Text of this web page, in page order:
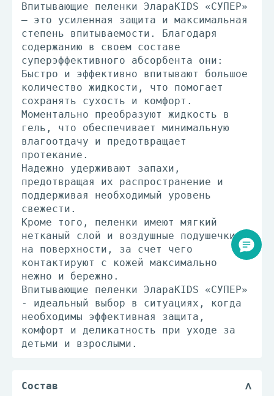
Впитывающие пеленки ЭлараKIDS «СУПЕР»
— это усиленная защита и максимальная
степень впитываемости. Благодаря
содержанию в своем составе
суперэффективного абсорбента они:
Быстро и эффективно впитывают большое
количество жидкости, что помогает
сохранять сухость и комфорт.
Моментально преобразуют жидкость в
гель, что обеспечивает минимальную
влагоотдачу и предотвращает
протекание.
Надежно удерживают запахи,
предотвращая их распространение и
поддерживая необходимый уровень
свежести.
Кроме того, пеленки имеют мягкий
нетканый слой и воздушные подушечки
на поверхности, за счет чего
контактируют с кожей максимально
нежно и бережно.
Впитывающие пеленки ЭлараKIDS «СУПЕР»
- идеальный выбор в ситуациях, когда
необходимы эффективная защита,
комфорт и деликатность при уходе за
детьми и взрослыми.
Состав